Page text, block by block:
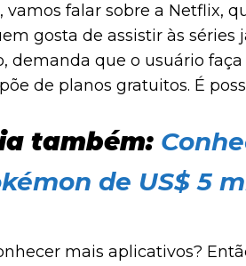
vamos falar sobre a Netflix,
gosta de assistir às séries
demanda que o usuário
de planos gratuitos. É
também:
de US$ 5
mais aplicativos?